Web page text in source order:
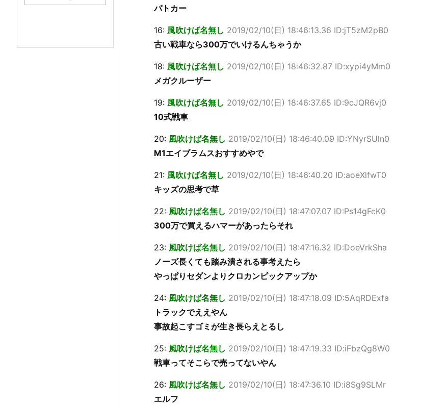
パトカー
16: 風吹けば名無し 2019/02/10(日) 18:46:13.36 ID:jT5zM2pB0
古い戦車なら300万でいけるんちゃうか
18: 風吹けば名無し 2019/02/10(日) 18:46:32.87 ID:xypi4yMm0
メガクルーザー
19: 風吹けば名無し 2019/02/10(日) 18:46:37.65 ID:9cJQR6vj0
10式戦車
20: 風吹けば名無し 2019/02/10(日) 18:46:40.09 ID:YNyrSUln0
M1エイブラムスおすすめやで
21: 風吹けば名無し 2019/02/10(日) 18:46:40.20 ID:aoeXlfwT0
キッズの思考で草
22: 風吹けば名無し 2019/02/10(日) 18:47:07.07 ID:Ps14gFcK0
300万で買えるハマーがあったらそれ
23: 風吹けば名無し 2019/02/10(日) 18:47:16.32 ID:DoeVrkSha
ノーズ長くても踏み潰される事考えたら
やっぱりセダンよりクロカンピックアップか
24: 風吹けば名無し 2019/02/10(日) 18:47:18.09 ID:5AqRDExfa
トラックでええやん
事故起こすゴミが生き長らえとるし
25: 風吹けば名無し 2019/02/10(日) 18:47:19.33 ID:iFbzQg8W0
戦車ってそこらで売ってないやん
26: 風吹けば名無し 2019/02/10(日) 18:47:36.10 ID:i8Sg9SLMr
エルフ
テ